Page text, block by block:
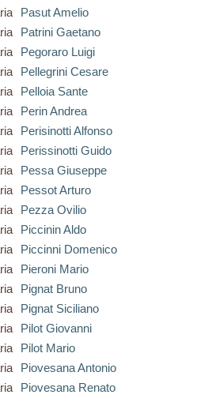
Pasut Amelio
Patrini Gaetano
Pegoraro Luigi
Pellegrini Cesare
Pelloia Sante
Perin Andrea
Perisinotti Alfonso
Perissinotti Guido
Pessa Giuseppe
Pessot Arturo
Pezza Ovilio
Piccinin Aldo
Piccinni Domenico
Pieroni Mario
Pignat Bruno
Pignat Siciliano
Pilot Giovanni
Pilot Mario
Piovesana Antonio
Piovesana Renato